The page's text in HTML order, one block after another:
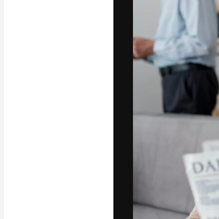
La
migliori lavori.
creativi,
Italiano
Copyright © 2010-